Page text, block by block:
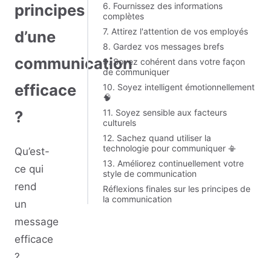
principes
d’une
communication
efficace
?
Qu’est-
ce qui
rend
un
message
efficace
6. Fournissez des informations
complètes
7. Attirez l'attention de vos employés
8. Gardez vos messages brefs
9. Soyez cohérent dans votre façon
de communiquer
10. Soyez intelligent émotionnellement
🧠
11. Soyez sensible aux facteurs
culturels
12. Sachez quand utiliser la
technologie pour communiquer 📳
13. Améliorez continuellement votre
style de communication
Réflexions finales sur les principes de
la communication